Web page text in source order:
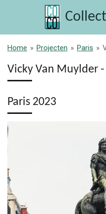
naar
de
Home » Projecten » Paris »
Vicky Van Muylder
Paris 2023